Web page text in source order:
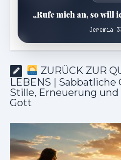
„Rufe mich an, so will
Jeremia
ZURÜCK ZUR
LEBENS | Sabbatliche
Stille, Erneuerung
Gott